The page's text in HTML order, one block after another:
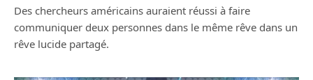
Des chercheurs américains auraient réussi à faire
communiquer deux personnes dans le même rêve dans un
rêve lucide partagé.